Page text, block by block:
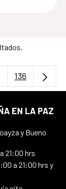
para
Página
136
EN LA PAZ
y Bueno
21:00 hrs
a 21:00 hrs y